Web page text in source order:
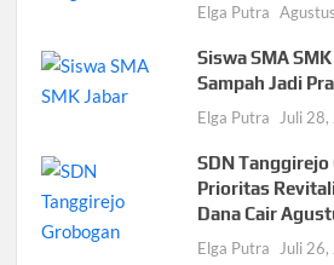
Elga Putra
Siswa SMA
Sampah Jadi
Elga Putra Juli
SDN
Prioritas
Dana Cair
Elga Putra Juli